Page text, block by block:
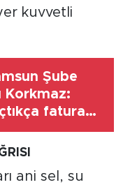
kuvvetli
Şube
Korkmaz:
fatura
ani sel, su